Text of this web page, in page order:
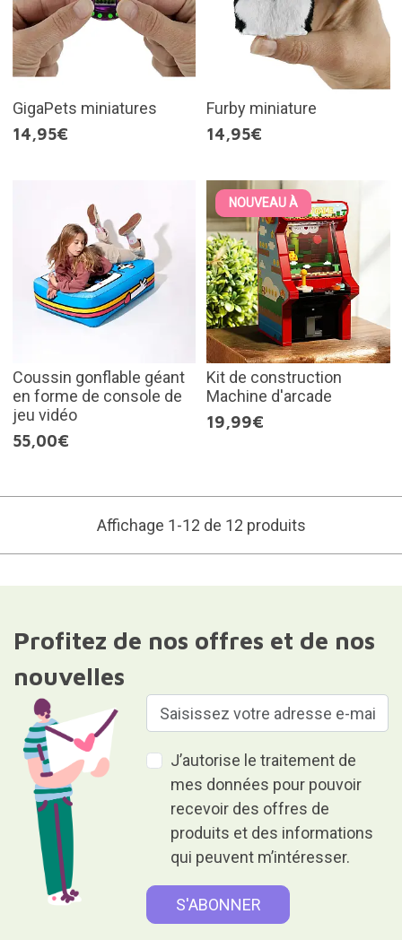
GigaPets miniatures
14,95€
Furby miniature
14,95€
Coussin gonflable géant
en forme de console de
jeu vidéo
55,00€
NOUVEAU À
Kit de construction
Machine d'arcade
19,99€
Affichage 1-12 de 12 produits
Profitez de nos offres et de nos
nouvelles
J’autorise le traitement de
mes données pour pouvoir
recevoir des offres de
produits et des informations
qui peuvent m’intéresser.